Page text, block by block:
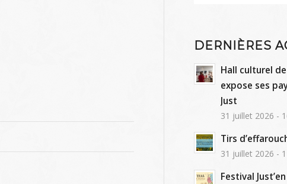
DERNIÈRES
Hall culturel
expose ses
Just
31 juillet 2026 -
Tirs
31 juillet 2026 -
Festival